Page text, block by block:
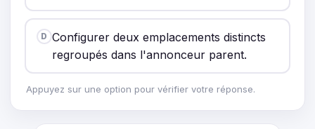
D Configurer deux emplacements distincts
regroupés dans l'annonceur parent.
Appuyez sur une option pour vérifier votre réponse.